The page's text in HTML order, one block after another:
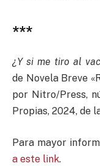
***
¿Y si me tiro al
de Novela Breve
por Nitro/Press,
Propias, 2024, de
Para mayor
a este link.